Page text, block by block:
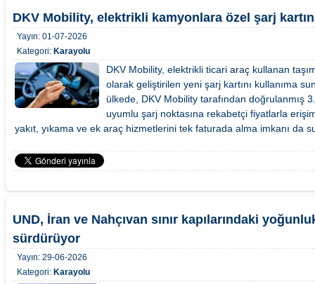
DKV Mobility, elektrikli kamyonlara özel şarj
Yayın: 01-07-2026
Kategori: Karayolu
DKV Mobility, elektrikli ticari araç kullanan
olarak geliştirilen yeni şarj kartını kullanıma
ülkede, DKV Mobility tarafından doğrulanmış
uyumlu şarj noktasına rekabetçi fiyatlarla
yakıt, yıkama ve ek araç hizmetlerini tek faturada alma imkanı da
UND, İran ve Nahçıvan sınır kapılarındaki
sürdürüyor
Yayın: 29-06-2026
Kategori: Karayolu